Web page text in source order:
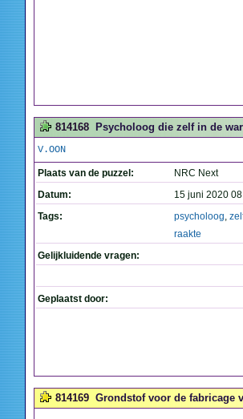
814168 Psycholoog die zelf in de
V.OON
Plaats van de puzzel:
NRC Next
Datum:
15 juni 2020
Tags:
psycholoog,
raakte
Gelijkluidende vragen:
Geplaatst door:
814169 Grondstof voor de fabricage